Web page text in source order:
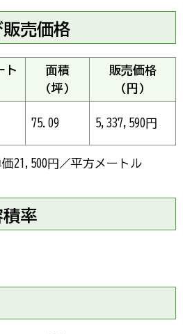
売価格
ト
面積
（坪）
販売価格
（円）
75.09 5,337,590円
21,500円／平方メートル
率